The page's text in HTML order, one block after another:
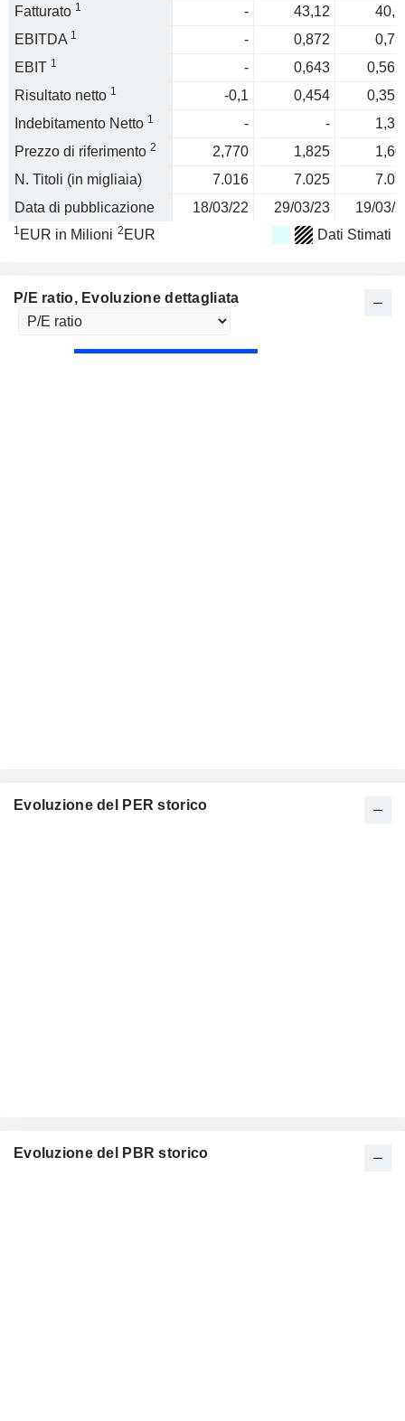
Fatturato 1 - 43,12
EBITDA 1 - 0,872
EBIT 1 - 0,643
Risultato netto 1 -0,1 0,454
Indebitamento Netto 1 - -
Prezzo di riferimento 2 2,770 1,825
N. Titoli (in migliaia)
7.016 7.025
Data di pubblicazione
18/03/22 29/03/23 19/03/
1 EUR in Milioni 2 EUR Dati Stimati
P/E ratio, Evoluzione dettagliata
Evoluzione del PER storico
Evoluzione del PBR storico